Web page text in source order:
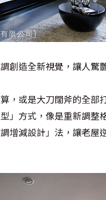
創造全新視覺，讓人驚
，或是大刀闊斧的全部
」方式，像是重新調整
增減設計」法，讓老屋